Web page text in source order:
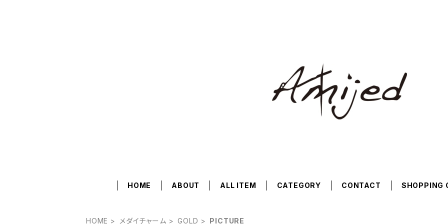
HOME ABOUT ALL ITEM CATEGORY CONTACT SHOPPING
HOME メダイチャーム GOLD PICTURE